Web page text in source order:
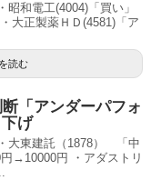
和電工(4004)「買い」
大正製薬ＨＤ(4581)「ア
読む
「アンダーパフォ
げ
大東建託（1878） 「中
→10000円 ・アダストリ